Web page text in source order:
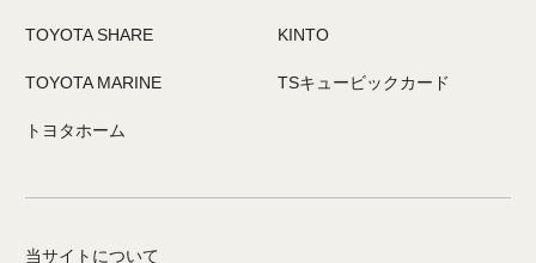
TOYOTA SHARE KINTO
TOYOTA MARINE TSキュービックカード
トヨタホーム
当サイトについて